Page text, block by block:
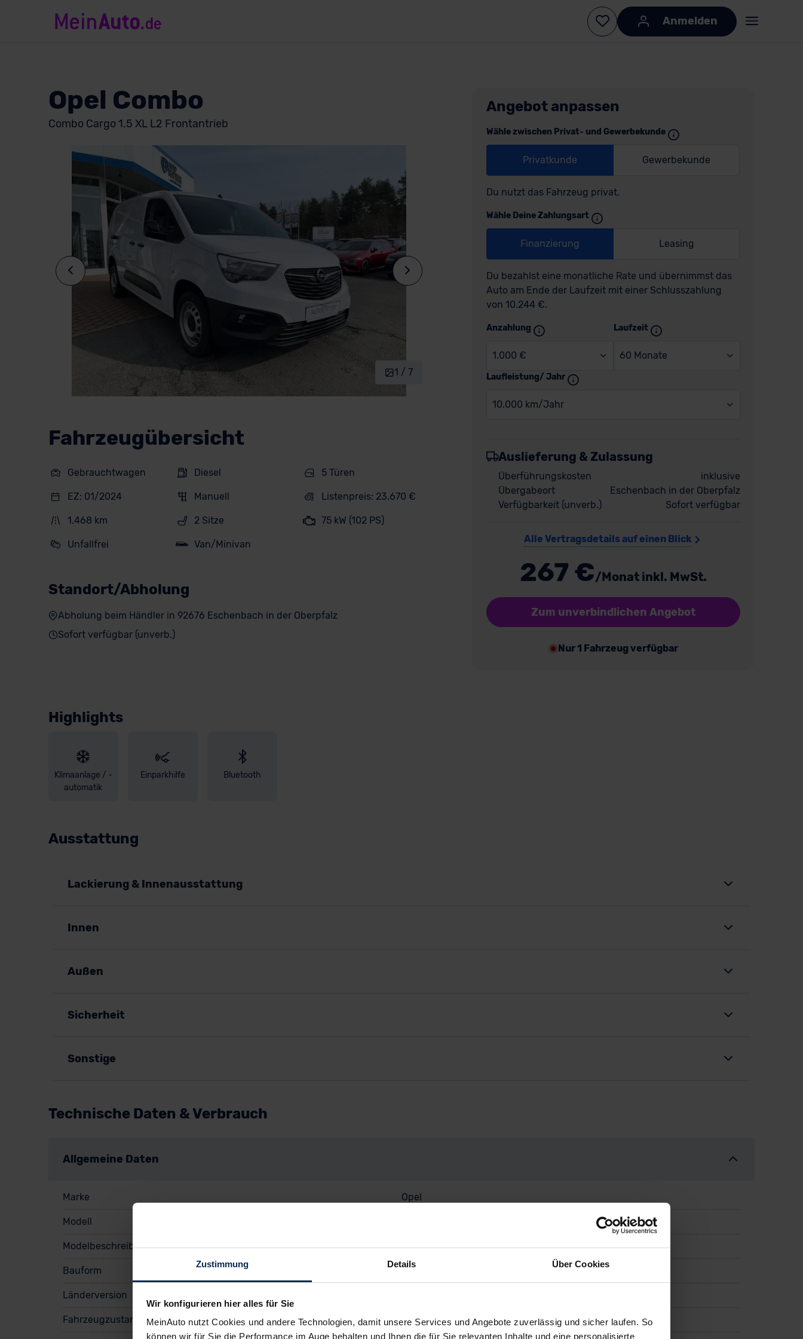
Zustimmung Details Über Cookies
Wir konfigurieren hier alles für Sie
MeinAuto nutzt Cookies und andere Technologien, damit unsere Services und Angebote zuverlässig und sicher laufen. So
können wir für Sie die Performance im Auge behalten und Ihnen die für Sie relevanten Inhalte und eine personalisierte
Anmelden
Opel Combo
Combo Cargo 1.5 XL L2 Frontantrieb
1 / 7
Fahrzeugübersicht
Gebrauchtwagen Diesel 5 Türen
EZ: 01/2024 Manuell Listenpreis: 23.670 €
1.468 km 2 Sitze 75 kW (102 PS)
Unfallfrei Van/Minivan
Standort/Abholung
Abholung beim Händler in 92676 Eschenbach in der Oberpfalz
Sofort verfügbar (unverb.)
Angebot anpassen
Wähle zwischen Privat- und Gewerbekunde
Privatkunde Gewerbekunde
Du nutzt das Fahrzeug privat.
Wähle Deine Zahlungsart
Finanzierung Leasing
Du bezahlst eine monatliche Rate und übernimmst das
Auto am Ende der Laufzeit mit einer Schlusszahlung
von 10.244 €.
Anzahlung
1.000 €
Laufzeit
60 Monate
Laufleistung/ Jahr
10.000 km/Jahr
Auslieferung & Zulassung
Überführungskosten
inklusive
Übergabeort
Eschenbach in der Oberpfalz
Verfügbarkeit (unverb.)
Sofort verfügbar
Alle Vertragsdetails auf einen Blick
267 €/Monat inkl. MwSt.
Zum unverbindlichen Angebot
Nur 1 Fahrzeug verfügbar
Highlights
Klimaanlage / -
automatik
Einparkhilfe Bluetooth
Ausstattung
Lackierung & Innenausstattung
Innen
Außen
Sicherheit
Sonstige
Technische Daten & Verbrauch
Allgemeine Daten
Marke Opel
Modell
Modelbeschreibung Combo Cargo 1.5 XL L2 Frontantrieb
Bauform Van/Minivan
Länderversion
Fahrzeugzustand Gebrauchtwagen